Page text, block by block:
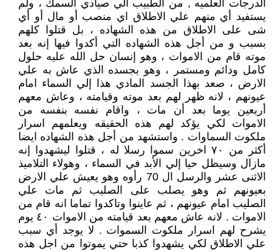
الدرجات العلميه , من الطبيب الي صيادي السمك ، ولم
يستفيد أي منهم علي الاطلاق اي منصب أو مال أو أي
شى على الاطلاق من هذه الشهاده ، بل قتلوا كلهم
بسبب و من أجل هذه الشهاده التي أكدوا فيها إنه بعد
موته قام من الاموات ، وهو إنسان حل الله عليه حلول
كامل ودائم ومستمر ، وهو بجسده الذي عاش به علي
الارض ، صعد بهذا الجسد المادي هذا إلي السماء امام
عيونهم ، لانه ظهر لهم بعد موته وقيامته ، وعاش معهم
أربعين يوما بعد أن مات ، واقام نفسه بنفسه من
الاموات لكي يؤكد لهم هذه الحقيقه ويعلمهم اسرار
ملكوت السماوات . واستشهد من أجل هذه الشهاده ايضا
أكثر من ٧٠ اخرين سموا رسلا له ، قتلوا ليشهدوا إنه
مازال وسيظل حيا إلي الأبد في السماء ، وهولاء التلاميذ
الاثنى عشر والرسل ال 70 رأوه وهو يعيش علي الارض
بعيونهم ثم وهو يصلب على الصليب ثم مات علي
الصليب امام عيونهم ، ثم عاينوا وتاكدوا تماما انه قام من
الاموات . لانه عاش معهم بعد قيامته من الاموات ٤٠ يوم
يشرح لهم اسرار ملكوت السموات . لا يوجد أي سبب
علي الاطلاق لكي يشهدوا كذبا حتي يموتوا من اجل هذه